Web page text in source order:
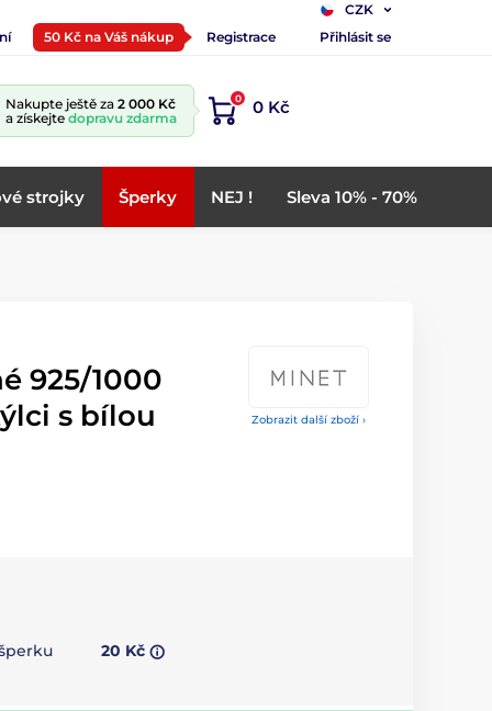
CZK
50 Kč na Váš nákup Registrace Přihlásit se
Nakupte ještě za 2 000 Kč
a získejte dopravu zdarma
0 0 Kč
strojky Šperky NEJ ! Sleva 10% - 70%
Zobrazit další zboží ›
925/1000
s bílou
20 Kč